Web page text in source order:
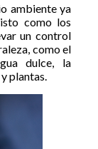
ambiente ya
como los
un control
como el
dulce, la
plantas.